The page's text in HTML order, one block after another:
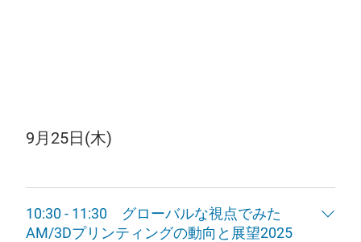
9月25日(木)
10:30 - 11:30 グローバルな視点でみた
AM/3Dプリンティングの動向と展望2025